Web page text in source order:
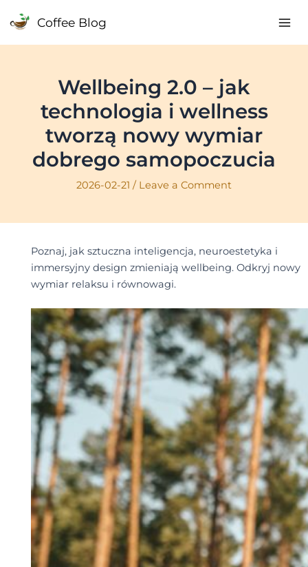
Coffee Blog
Wellbeing 2.0 – jak
technologia i wellness
tworzą nowy wymiar
dobrego samopoczucia
2026-02-21 / Leave a Comment
Poznaj, jak sztuczna inteligencja, neuroestetyka i
immersyjny design zmieniają wellbeing. Odkryj nowy
wymiar relaksu i równowagi.